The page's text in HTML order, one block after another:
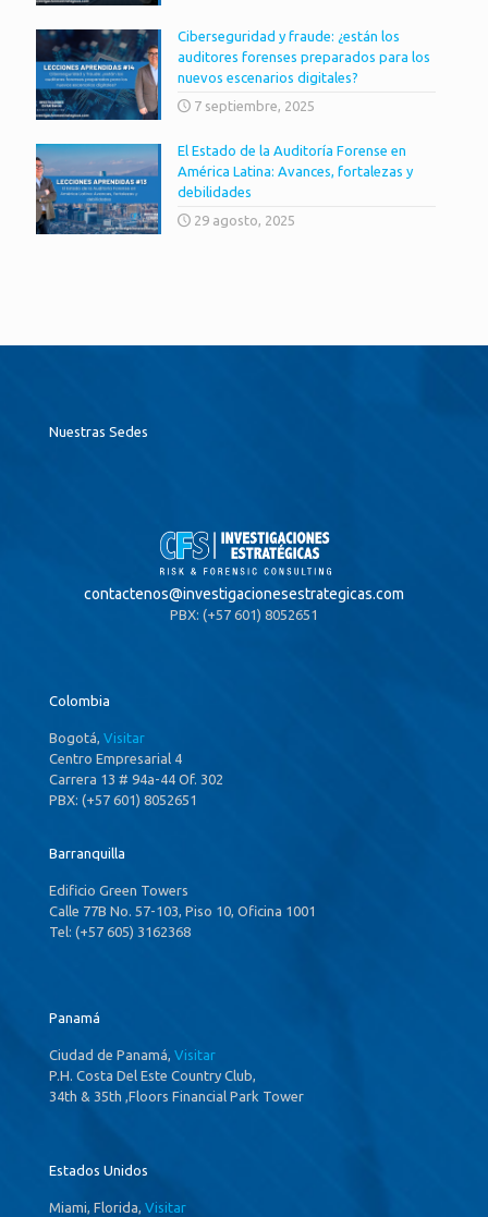
Ciberseguridad y fraude: ¿están los
auditores forenses preparados para los
nuevos escenarios digitales?
7 septiembre, 2025
El Estado de la Auditoría Forense en
América Latina: Avances, fortalezas y
debilidades
29 agosto, 2025
Nuestras Sedes
contactenos@investigacionesestrategicas.com
PBX: (+57 601) 8052651
Colombia
Bogotá, Visitar
Centro Empresarial 4
Carrera 13 # 94a-44 Of. 302
PBX: (+57 601) 8052651
Barranquilla
Edificio Green Towers
Calle 77B No. 57-103, Piso 10, Oficina 1001
Tel: (+57 605) 3162368
Panamá
Ciudad de Panamá, Visitar
P.H. Costa Del Este Country Club,
34th & 35th ,Floors Financial Park Tower
Estados Unidos
Miami, Florida, Visitar